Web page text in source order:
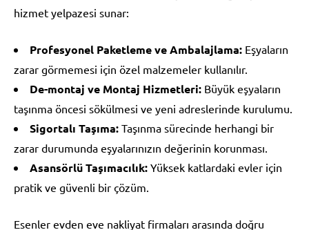
hizmet yelpazesi sunar:
Profesyonel Paketleme ve Ambalajlama: Eşyaların
zarar görmemesi için özel malzemeler kullanılır.
De-montaj ve Montaj Hizmetleri: Büyük eşyaların
taşınma öncesi sökülmesi ve yeni adreslerinde kurulumu.
Sigortalı Taşıma: Taşınma sürecinde herhangi bir
zarar durumunda eşyalarınızın değerinin korunması.
Asansörlü Taşımacılık: Yüksek katlardaki evler için
pratik ve güvenli bir çözüm.
Esenler evden eve nakliyat firmaları arasında doğru